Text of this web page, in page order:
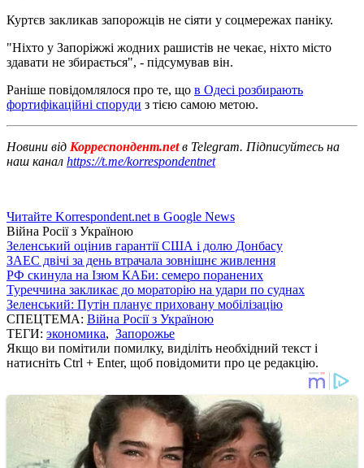
Куртєв закликав запорожців не сіяти у соцмережах паніку.
"Ніхто у Запоріжжі жодних рашистів не чекає, ніхто місто
здавати не збирається", - підсумував він.
Раніше повідомлялося про те, що в Одесі розбирають
фортифікаційні споруди з тією самою метою.
Новини від Корреспондент.netв Telegram. Підписуйтесь на
наш канал https://t.me/korrespondentnet
Читайте Korrespondent.net в Google News
Війна Росії з Україною
Зеленський оцінив гарантії США і долю Донбасу
ЗАЕС двічі за день втрачала зовнішнє живлення
РФ скинула на Ізюм КАБи: семеро поранених
Туреччина закликає до мораторію на удари по суднах
Зеленський: Путін планує приховану мобілізацію
СПЕЦТЕМА: Війна Росії з Україною
ТЕГИ: экономика, Запорожье
Якщо ви помітили помилку, виділіть необхідний текст і
натисніть Ctrl + Enter, щоб повідомити про це редакцію.